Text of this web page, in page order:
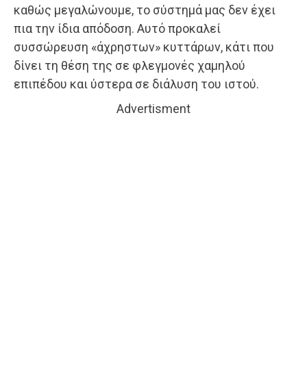
καθώς μεγαλώνουμε, το σύστημά μας δεν έχει
πια την ίδια απόδοση. Αυτό προκαλεί
συσσώρευση «άχρηστων» κυττάρων, κάτι που
δίνει τη θέση της σε φλεγμονές χαμηλού
επιπέδου και ύστερα σε διάλυση του ιστού.
Advertisment